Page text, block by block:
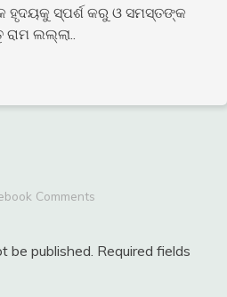
ହୃଦୟକୁ ସ୍ପର୍ଶ କରୁ ଓ ସମସ୍ତଙ୍କ
ଲଲ୍ଲା..
Comments
be published. Required fields